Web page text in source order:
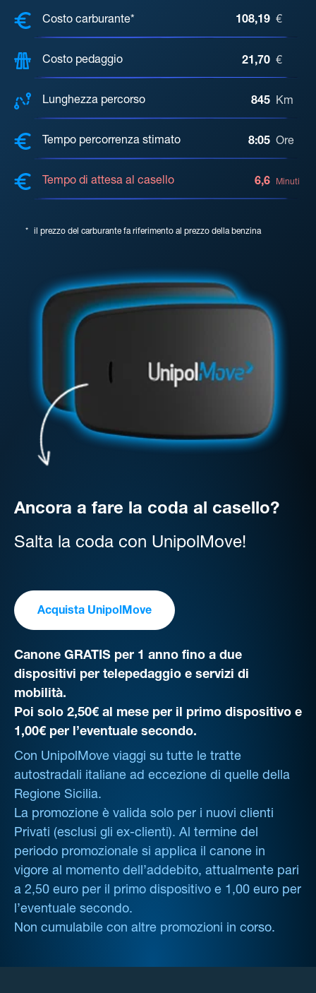
COSTI, DISTANZA, TEMPO DI
Costo carburante* 108,19 €
Costo pedaggio 21,70 €
Lunghezza percorso 845 Km
Tempo percorrenza stimato 8:05 Ore
Tempo di attesa al casello 6,6 Minuti
* il prezzo del carburante fa riferimento al prezzo della benzina
Ancora a fare la coda al casello?
Salta la coda con UnipolMove!
Acquista UnipolMove
Canone GRATIS per 1 anno fino a due
dispositivi per telepedaggio e servizi di
mobilità.
Poi solo 2,50€ al mese per il primo dispositivo e
1,00€ per l’eventuale secondo.
Con UnipolMove viaggi su tutte le tratte
autostradali italiane ad eccezione di quelle della
Regione Sicilia.
La promozione è valida solo per i nuovi clienti
Privati (esclusi gli ex-clienti). Al termine del
periodo promozionale si applica il canone in
vigore al momento dell’addebito, attualmente pari
a 2,50 euro per il primo dispositivo e 1,00 euro per
l’eventuale secondo.
Non cumulabile con altre promozioni in corso.